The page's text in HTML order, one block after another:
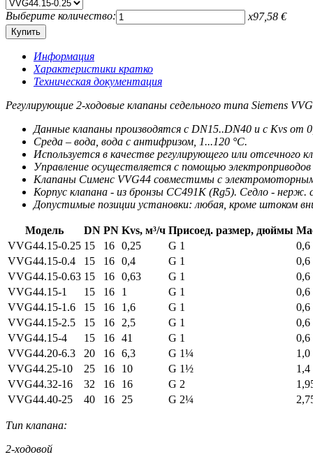
Выберите количество: x97,58 €
Информация
Характеристики кратко
Техническая документация
Регулирующие 2-ходовые клапаны седельного типа Siemens
Данные клапаны производятся с DN15..DN40 и c Kvs от
Среда – вода, вода с антифризом, 1...120 °C.
Используется в качестве регулирующего или отсечного
Управление осуществляется с помощью
Клапаны Сименс VVG44 совместимы с
Корпус клапана - из бронзы CC491K (Rg5). Седло -
Допустимые позиции установки: любая, кроме штоком
Модель DN PN Kvs, м³/ч Присоед. размер, дюймы
VVG44.15-0.25 15 16 0,25 G 1 0,6
VVG44.15-0.4 15 16 0,4 G 1
0,6
VVG44.15-0.63 15 16 0,63 G 1
0,6
VVG44.15-1
15 16 1 G 1
0,6
VVG44.15-1.6
15 16 1,6 G 1
0,6
VVG44.15-2.5
15 16 2,5 G 1
0,6
VVG44.15-4
15 16 41 G 1
0,6
VVG44.20-6.3
20 16 6,3 G 1¼
1,0
VVG44.25-10
25 16 10 G 1½
1,4
VVG44.32-16
32 16 16 G 2
VVG44.40-25
40 16 25 G 2¼
Тип клапана:
2-ходовой